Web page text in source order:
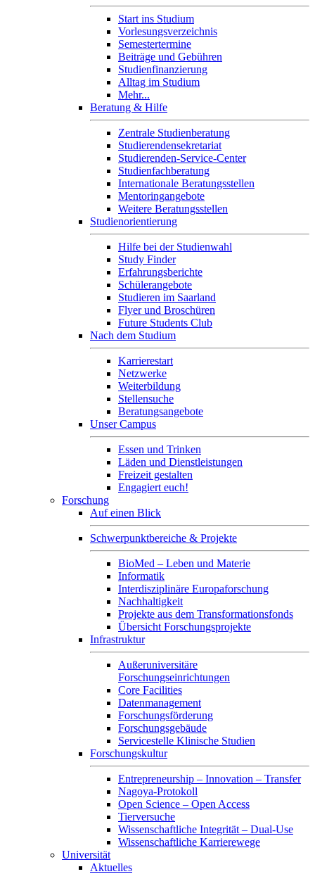
Start ins Studium
Vorlesungsverzeichnis
Semestertermine
Beiträge und Gebühren
Studienfinanzierung
Alltag im Studium
Mehr...
Beratung & Hilfe
Zentrale Studienberatung
Studierendensekretariat
Studierenden-Service-Center
Studienfachberatung
Internationale Beratungsstellen
Mentoringangebote
Weitere Beratungsstellen
Studienorientierung
Hilfe bei der Studienwahl
Study Finder
Erfahrungsberichte
Schülerangebote
Studieren im Saarland
Flyer und Broschüren
Future Students Club
Nach dem Studium
Karrierestart
Netzwerke
Weiterbildung
Stellensuche
Beratungsangebote
Unser Campus
Essen und Trinken
Läden und Dienstleistungen
Freizeit gestalten
Engagiert euch!
Forschung
Auf einen Blick
Schwerpunktbereiche & Projekte
BioMed – Leben und Materie
Informatik
Interdisziplinäre Europaforschung
Nachhaltigkeit
Projekte aus dem Transformationsfonds
Übersicht Forschungsprojekte
Infrastruktur
Außeruniversitäre
Forschungseinrichtungen
Core Facilities
Datenmanagement
Forschungsförderung
Forschungsgebäude
Servicestelle Klinische Studien
Forschungskultur
Entrepreneurship – Innovation – Transfer
Nagoya-Protokoll
Open Science – Open Access
Tierversuche
Wissenschaftliche Integrität – Dual-Use
Wissenschaftliche Karrierewege
Universität
Aktuelles